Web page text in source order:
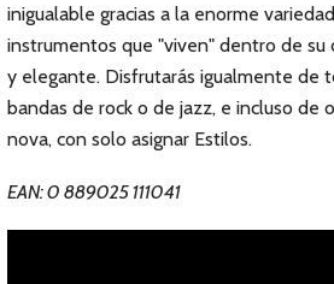
inigualable gracias a la enorme
instrumentos que "viven" dentro de su
y elegante. Disfrutarás igualmente de
bandas de rock o de jazz, e incluso de
nova, con solo asignar Estilos.
EAN: 0 889025 111041